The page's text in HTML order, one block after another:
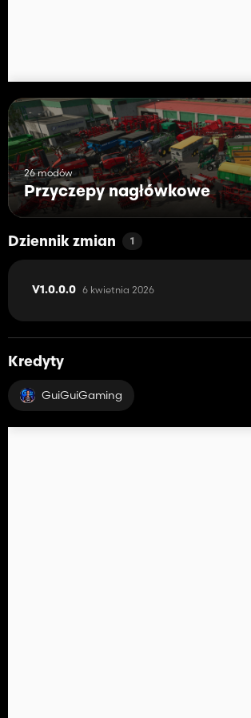
26 modów
Przyczepy nagłówkowe
Dziennik zmian 1
V1.0.0.0 6 kwietnia 2026
Kredyty
GuiGuiGaming